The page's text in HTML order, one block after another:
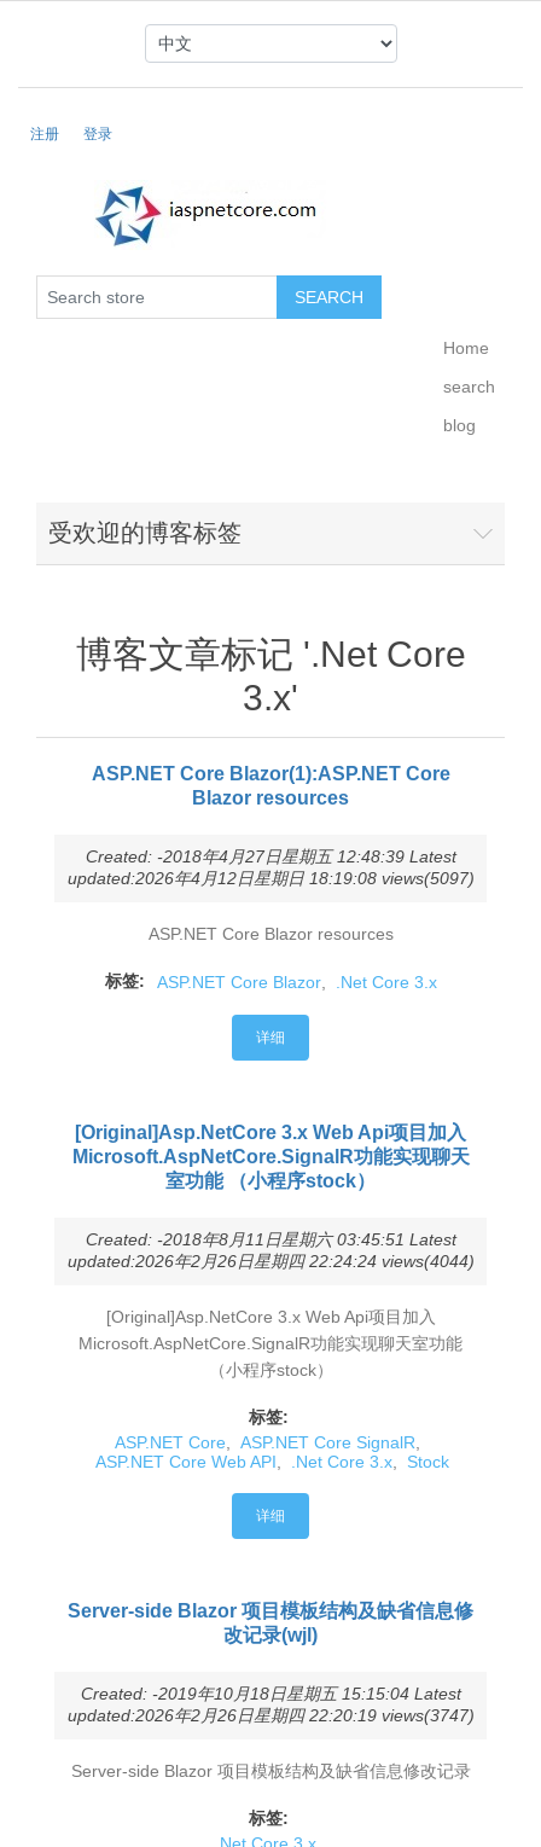
注册 登录
Home
search
blog
受欢迎的博客标签
博客文章标记 '.Net Core
3.x'
ASP.NET Core Blazor(1):ASP.NET Core
Blazor resources
Created: -2018年4月27日星期五 12:48:39 Latest
updated:2026年4月12日星期日 18:19:08 views(5097)
ASP.NET Core Blazor resources
标签: ASP.NET Core Blazor, .Net Core 3.x
详细
[Original]Asp.NetCore 3.x Web Api项目加入
Microsoft.AspNetCore.SignalR功能实现聊天
室功能 （小程序stock）
Created: -2018年8月11日星期六 03:45:51 Latest
updated:2026年2月26日星期四 22:24:24 views(4044)
[Original]Asp.NetCore 3.x Web Api项目加入
Microsoft.AspNetCore.SignalR功能实现聊天室功能
（小程序stock）
标签:
ASP.NET Core
ASP.NET Core SignalR
ASP.NET Core Web API
.Net Core 3.x Stock
详细
Server-side Blazor 项目模板结构及缺省信息修
改记录(wjl)
Created: -2019年10月18日星期五 15:15:04 Latest
updated:2026年2月26日星期四 22:20:19 views(3747)
Server-side Blazor 项目模板结构及缺省信息修改记录
标签: